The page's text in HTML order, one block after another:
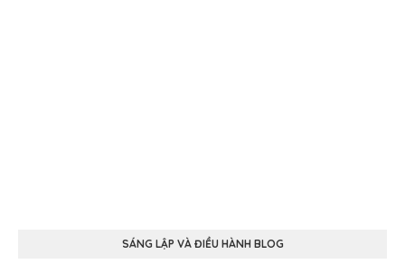
SÁNG LẬP VÀ ĐIỀU HÀNH BLOG